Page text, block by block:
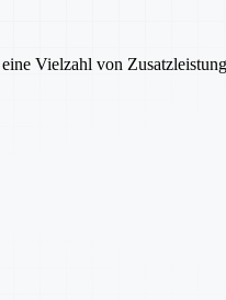
Vielzahl von